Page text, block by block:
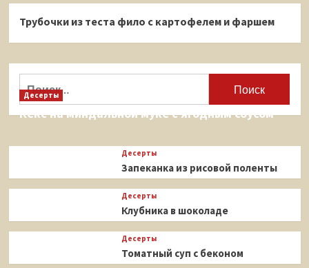
Трубочки из теста фило с картофелем и фаршем
Десерты
Кекс на миндальной муке с ягодным соусом
Десерты
Запеканка из рисовой поленты
Десерты
Клубника в шоколаде
Десерты
Томатный суп с беконом